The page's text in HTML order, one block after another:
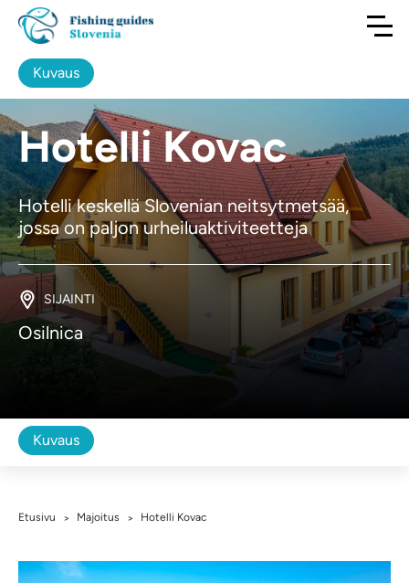
Hotelli Kovac
Hotelli keskellä Slovenian neitsytmetsää,
jossa on paljon urheiluaktiviteetteja
SIJAINTI
Osilnica
Kuvaus
Kuvaus
Etusivu > Majoitus > Hotelli Kovac